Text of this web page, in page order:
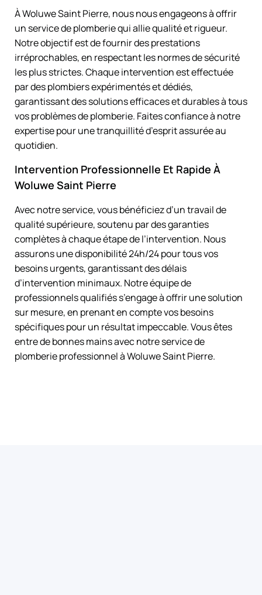
À Woluwe Saint Pierre, nous nous engageons à offrir
un service de plomberie qui allie qualité et rigueur.
Notre objectif est de fournir des prestations
irréprochables, en respectant les normes de sécurité
les plus strictes. Chaque intervention est effectuée
par des plombiers expérimentés et dédiés,
garantissant des solutions efficaces et durables à tous
vos problèmes de plomberie. Faites confiance à notre
expertise pour une tranquillité d’esprit assurée au
quotidien.
Intervention Professionnelle Et Rapide À
Woluwe Saint Pierre
Avec notre service, vous bénéficiez d’un travail de
qualité supérieure, soutenu par des garanties
complètes à chaque étape de l’intervention. Nous
assurons une disponibilité 24h/24 pour tous vos
besoins urgents, garantissant des délais
d’intervention minimaux. Notre équipe de
professionnels qualifiés s’engage à offrir une solution
sur mesure, en prenant en compte vos besoins
spécifiques pour un résultat impeccable. Vous êtes
entre de bonnes mains avec notre service de
plomberie professionnel à Woluwe Saint Pierre.